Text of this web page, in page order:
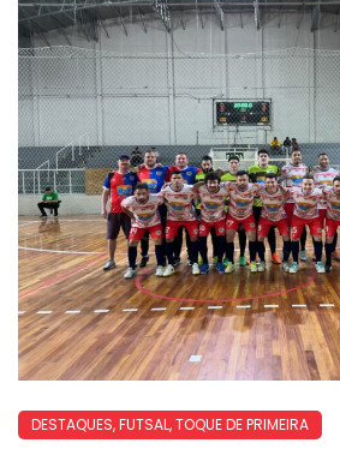
DESTAQUES,FUTSAL,TOQUE DE PRIMEIRA